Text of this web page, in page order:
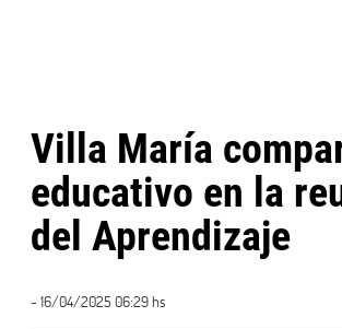
Villa María
educativo en la
del Aprendizaje
- 16/04/2025 06:29 hs